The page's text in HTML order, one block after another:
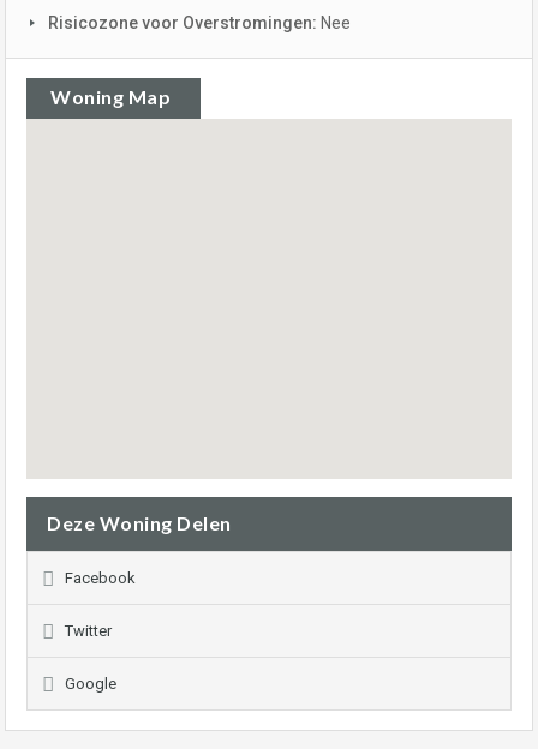
Risicozone voor Overstromingen: Nee
Woning Map
Deze Woning Delen
Facebook
Twitter
Google